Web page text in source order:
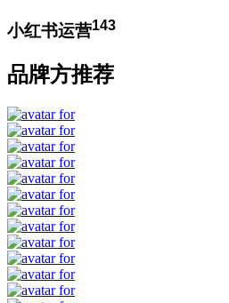
小红书运营143
品牌方推荐